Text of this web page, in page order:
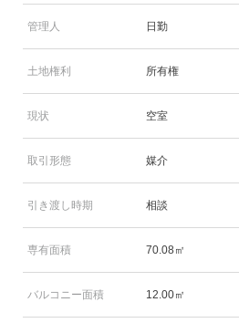
管理人 日勤
土地権利 所有権
現状 空室
取引形態 媒介
引き渡し時期 相談
専有面積 70.08㎡
バルコニー面積 12.00㎡